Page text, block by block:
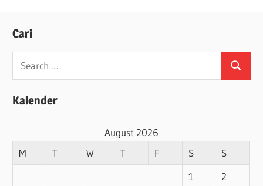
Cari
Search
for:
Search
Kalender
August 2026
M
T W T F S
S
1
2